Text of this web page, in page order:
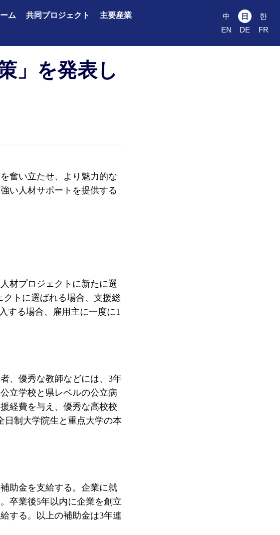
ム 共同プロジェクト
主要産業
中 日
한
EN
DE FR
」を発表し
奮い立たせ、より魅力的な
い人材サポートを提供する
材プロジェクトに新たに選
クトに選ばれる場合、支援総
する場合、雇用主に一度に1
、優秀な教師などには、3年
立学校と県レベルの公立病
経費を与え、優秀な高校校
日制大学院生と重点大学の本
助金を支給する。企業に就
卒業後5年以内に企業を創立
する。以上の補助金は3年連